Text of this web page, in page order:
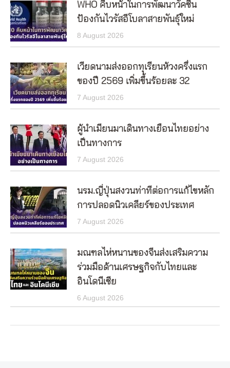
WHO คืบหน้าในการพัฒนาวัคซีน
ป้องกันไวรัสอีโบลาสายพันธุ์ใหม่
8 August 2026
เวียดนามส่งออกทุเรียนห้วงครึ่งแรก
ของปี 2569 เพิ่มขึ้นร้อยละ 32
7 August 2026
ผู้นำเมียนมาเดินทางเยือนไทยอย่าง
เป็นทางการ
7 August 2026
นรม.ญี่ปุ่นสงวนท่าทีต่อการแก้ไขหลัก
การปลอดนิวเคลียร์ของประเทศ
7 August 2026
มณฑลไห่หนานของจีนส่งเสริมความ
ร่วมมือด้านเศรษฐกิจกับไทยและ
อินโดนีเซีย
6 August 2026